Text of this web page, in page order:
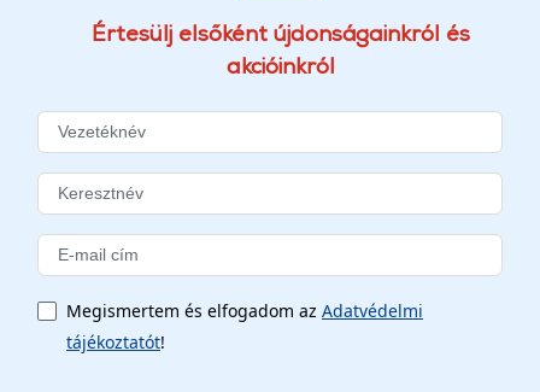
Értesülj elsőként újdonságainkról és
akcióinkról
Megismertem és elfogadom az Adatvédelmi
tájékoztatót!